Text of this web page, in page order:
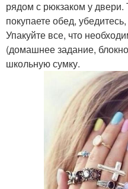
рядом с рюкзаком у двери.
покупаете обед,
Упакуйте все, что
(домашнее задание,
школьную сумку.